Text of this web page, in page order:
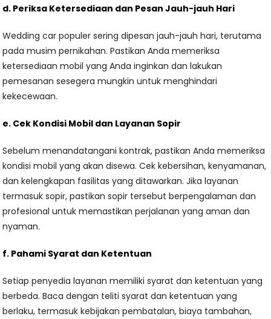
d. Periksa Ketersediaan dan Pesan Jauh-jauh Hari
Wedding car populer sering dipesan jauh-jauh hari, terutama
pada musim pernikahan. Pastikan Anda memeriksa
ketersediaan mobil yang Anda inginkan dan lakukan
pemesanan sesegera mungkin untuk menghindari
kekecewaan.
e. Cek Kondisi Mobil dan Layanan Sopir
Sebelum menandatangani kontrak, pastikan Anda memeriksa
kondisi mobil yang akan disewa. Cek kebersihan, kenyamanan,
dan kelengkapan fasilitas yang ditawarkan. Jika layanan
termasuk sopir, pastikan sopir tersebut berpengalaman dan
profesional untuk memastikan perjalanan yang aman dan
nyaman.
f. Pahami Syarat dan Ketentuan
Setiap penyedia layanan memiliki syarat dan ketentuan yang
berbeda. Baca dengan teliti syarat dan ketentuan yang
berlaku, termasuk kebijakan pembatalan, biaya tambahan,